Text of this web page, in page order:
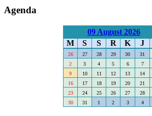
Agenda
09 August 2026
M
S S R K J
26 27 28 29 30 31
2
3 4 5 6 7
9
10 11 12 13 14
16
17 18 19 20 21
23
24 25 26 27 28
30
31 1 2 3 4